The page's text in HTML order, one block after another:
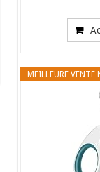
MEILLEURE VENTE